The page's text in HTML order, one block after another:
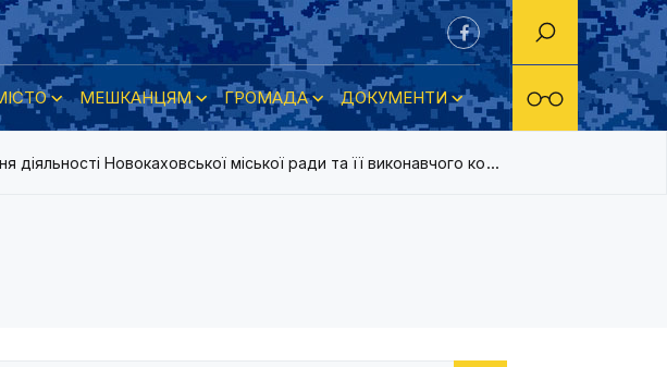
МЕШКАНЦЯМ ГРОМАДА ДОКУМЕНТИ
діяльності Новокаховської міської ради та її виконавчого комітету комунальним